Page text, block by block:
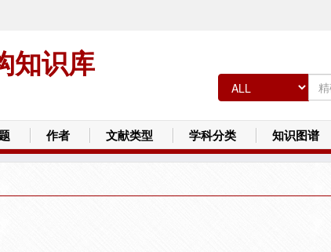
知识库
作者 文献类型 学科分类 知识图谱